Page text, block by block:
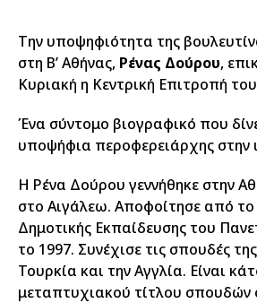
Την υποψηφιότητα της
στη Β’ Αθήνας, Ρένας Δούρου,
Κυριακή η Κεντρική Επιτροπή
Ένα σύντομο βιογραφικό που
υποψήφια περοφερειάρχης στην
Η Ρένα Δούρου γεννήθηκε στην
στο Αιγάλεω. Αποφοίτησε από
Δημοτικής Εκπαίδευσης του
το 1997. Συνέχισε τις σπουδές
Τουρκία και την Αγγλία. Είναι
μεταπτυχιακού τίτλου σπουδών